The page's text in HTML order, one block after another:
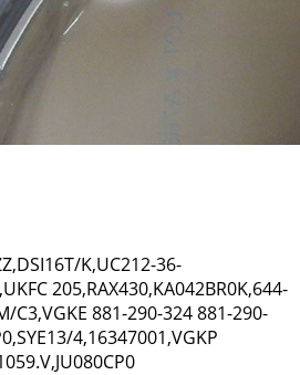
K,UC212-36-
205,RAX430,KA042BR0K,644-
C3,VGKE 881-290-324 881-290-
4,16347001,VGKP